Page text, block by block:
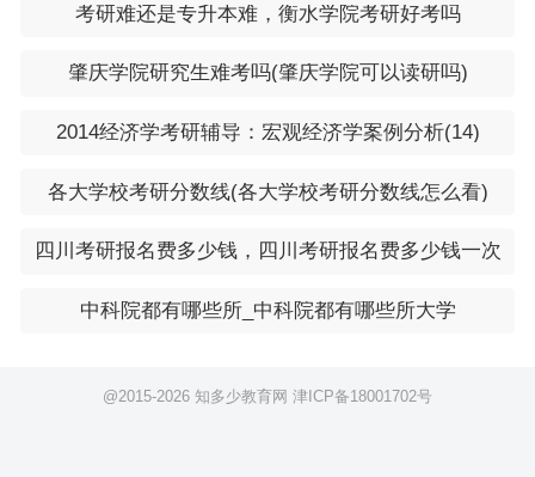
考研难还是专升本难，衡水学院考研好考吗
肇庆学院研究生难考吗(肇庆学院可以读研吗)
2014经济学考研辅导：宏观经济学案例分析(14)
各大学校考研分数线(各大学校考研分数线怎么看)
四川考研报名费多少钱，四川考研报名费多少钱一次
中科院都有哪些所_中科院都有哪些所大学
@2015-2026 知多少教育网 津ICP备18001702号